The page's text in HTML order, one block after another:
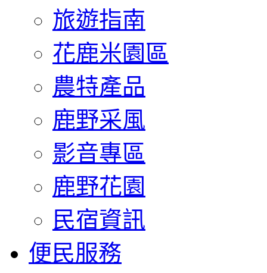
旅遊指南
花鹿米園區
農特產品
鹿野采風
影音專區
鹿野花園
民宿資訊
便民服務